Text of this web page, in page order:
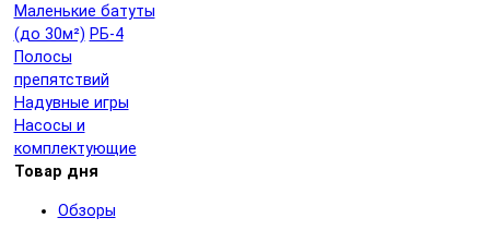
Маленькие батуты
(до 30м²) РБ-4
Полосы
препятствий
Надувные игры
Насосы и
комплектующие
Товар дня
Обзоры